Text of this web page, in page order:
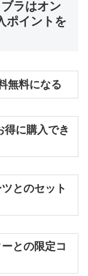
ラはオン
ポイントを
無料になる
得に購入でき
とのセット
との限定コ